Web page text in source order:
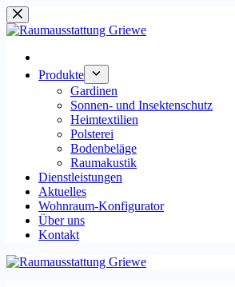
Zum
Inhalt
Produkte
Gardinen
Sonnen- und Insektenschutz
Heimtextilien
Polsterei
Bodenbeläge
Raumakustik
Dienstleistungen
Aktuelles
Wohnraum-Konfigurator
Über uns
Kontakt